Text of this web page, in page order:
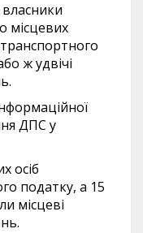
власники
місцевих
ж удвічі
ДПС у
осіб
податку, а 15
місцеві